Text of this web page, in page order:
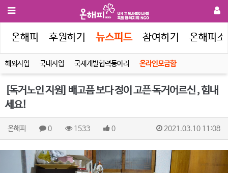
온해피 후원하기 뉴스피드 참여하기 온해피
해외사업 국내사업 국제개발협력동아리 온라인모금함
[독거노인 지원] 배고픔 보다 정이 고픈 독거어르신 , 힘내
세요!
온해피 0 1533 0 2021.03.10 11:08